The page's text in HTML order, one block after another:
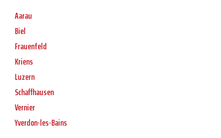
Aarau
Biel
Frauenfeld
Kriens
Luzern
Schaffhausen
Vernier
Yverdon-les-Bains